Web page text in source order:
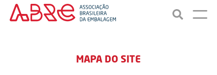
MAPA DO SITE